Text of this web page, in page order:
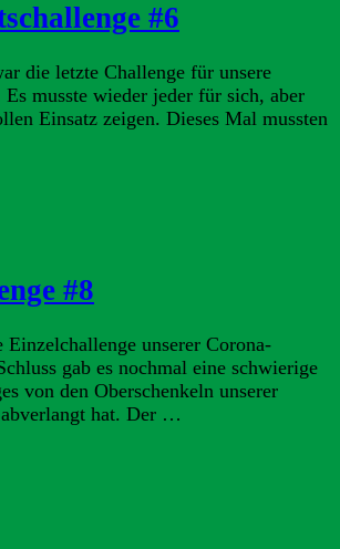
#6
die letzte Challenge für unsere
musste wieder jeder für sich, aber
Einsatz zeigen. Dieses Mal mussten
#8
unserer Corona-
gab es nochmal eine schwierige
von den Oberschenkeln unserer
hat. Der …